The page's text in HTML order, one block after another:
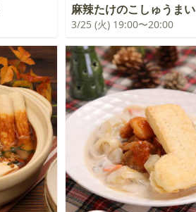
麻辣たけのこしゅうまい
3/25 (火) 19:00〜20:00